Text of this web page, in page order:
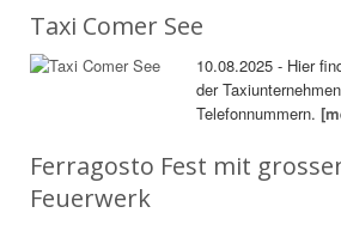
Taxi Comer See
10.08.2025 - Hier
der
Telefonnummern.
Ferragosto Fest mit
Feuerwerk